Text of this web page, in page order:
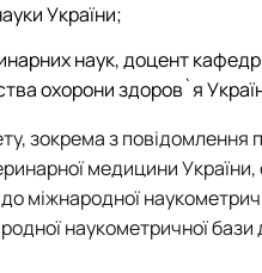
України;
наук, доцент
охорони здоров`я
зокрема з повідомлення
медицини України,
міжнародної
наукометричної